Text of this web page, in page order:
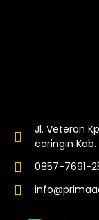
Jl. Veteran
caringin Kab.
0857-7691-